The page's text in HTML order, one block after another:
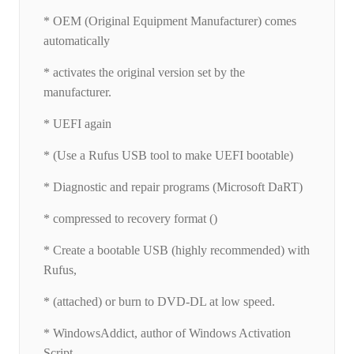
* OEM (Original Equipment Manufacturer) comes
automatically
* activates the original version set by the
manufacturer.
* UEFI again
* (Use a Rufus USB tool to make UEFI bootable)
* Diagnostic and repair programs (Microsoft DaRT)
* compressed to recovery format ()
* Create a bootable USB (highly recommended) with
Rufus,
* (attached) or burn to DVD-DL at low speed.
* WindowsAddict, author of Windows Activation